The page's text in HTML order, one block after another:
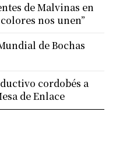
de Malvinas en
nos unen”
de Bochas
cordobés a
de Enlace